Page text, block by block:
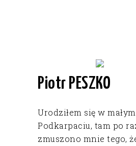
Piotr PESZKO
Urodziłem się w
Podkarpaciu, tam po
zmuszono mnie tego,